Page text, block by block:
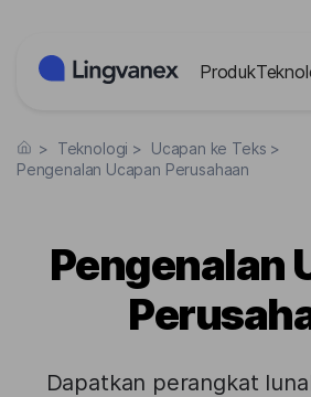
Produk
> Teknologi > Ucapan ke Teks >
Pengenalan Ucapan Perusahaan
Pengenalan
Dapatkan perangkat